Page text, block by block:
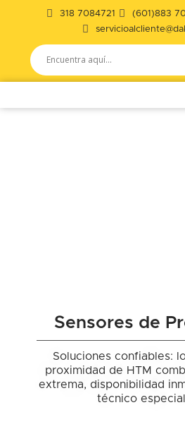
318 7084721 (601)883
Sensores de
Soluciones confiables:
proximidad de HTM
extrema, disponibilidad
técnico